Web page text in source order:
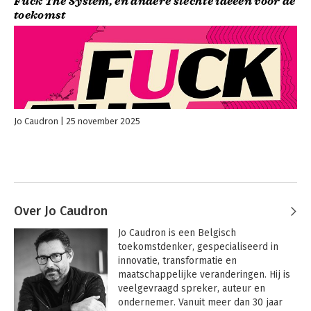
toekomst
Jo Caudron 25 november 2025
Over Jo Caudron
Jo Caudron is een Belgisch
toekomstdenker, gespecialiseerd in
innovatie, transformatie en
maatschappelijke veranderingen. Hij is
veelgevraagd spreker, auteur en
ondernemer. Vanuit meer dan 30 jaar